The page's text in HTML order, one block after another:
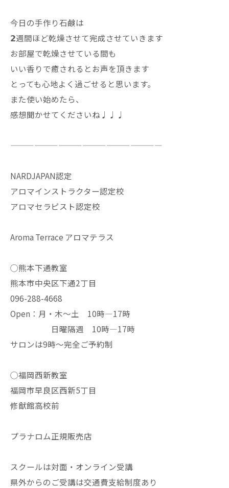
今日の手作り石鹸は
𝟮週間ほど乾燥させて完成させていきます
お部屋で乾燥させている間も
いい香りで癒されるとお声を頂きます
とっても心地よく過ごせると思います。
また使い始めたら、
感想聞かせてくださいね♩♩♩
———————————————————
NARDJAPAN認定
アロマインストラクター認定校
アロマセラピスト認定校
Aroma Terrace アロマテラス
◯熊本下通教室
熊本市中央区下通2丁目
096-288-4668
Open：月・木〜土 10時—17時
日曜隔週 10時—17時
サロンは9時〜完全ご予約制
◯福岡西新教室
福岡市早良区西新5丁目
修猷館高校前
プラナロム正規販売店
スクールは対面・オンライン受講
県外からのご受講は交通費支給制度あり